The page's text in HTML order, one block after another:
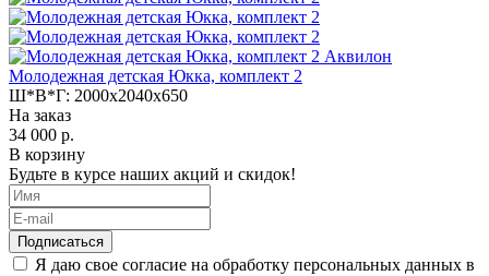
Аквилон
Молодежная детская Юкка, комплект 2
Ш*В*Г: 2000x2040x650
На заказ
34 000 р.
В корзину
Будьте в курсе наших акций и скидок!
Подписаться
Я даю свое согласие на обработку персональных данных в